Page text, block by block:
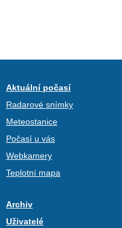
Aktuální počasí
Radarové snímky
Meteostanice
Počasí u vás
Webkamery
Teplotní mapa
Archiv
Uživatelé